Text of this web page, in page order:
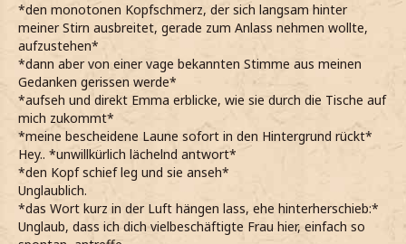
*den monotonen Kopfschmerz, der sich langsam hinter
meiner Stirn ausbreitet, gerade zum Anlass nehmen wollte,
aufzustehen*
*dann aber von einer vage bekannten Stimme aus meinen
Gedanken gerissen werde*
*aufseh und direkt Emma erblicke, wie sie durch die Tische auf
mich zukommt*
*meine bescheidene Laune sofort in den Hintergrund rückt*
Hey.. *unwillkürlich lächelnd antwort*
*den Kopf schief leg und sie anseh*
Unglaublich.
*das Wort kurz in der Luft hängen lass, ehe hinterherschieb:*
Unglaub, dass ich dich vielbeschäftigte Frau hier, einfach so